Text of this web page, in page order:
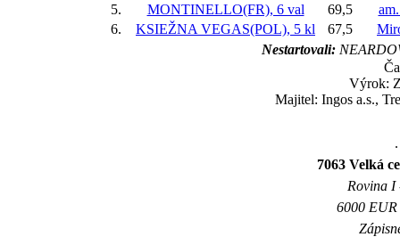
5.
MONTINELLO(FR), 6 val 69,5
6.
KSIEŽNA VEGAS(POL), 5 kl 67,5
Nestartovali:
Výrok:
Majitel: Ingos a.s.,
7063 Velká
Rovina I
6000